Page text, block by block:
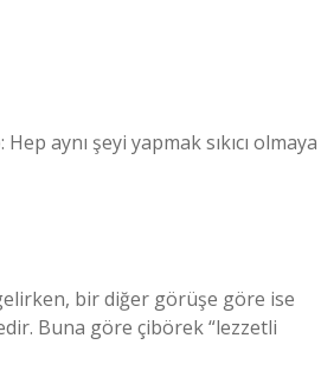
aynı şeyi yapmak sıkıcı olmaya
bir diğer görüşe göre ise
Buna göre çibörek “lezzetli